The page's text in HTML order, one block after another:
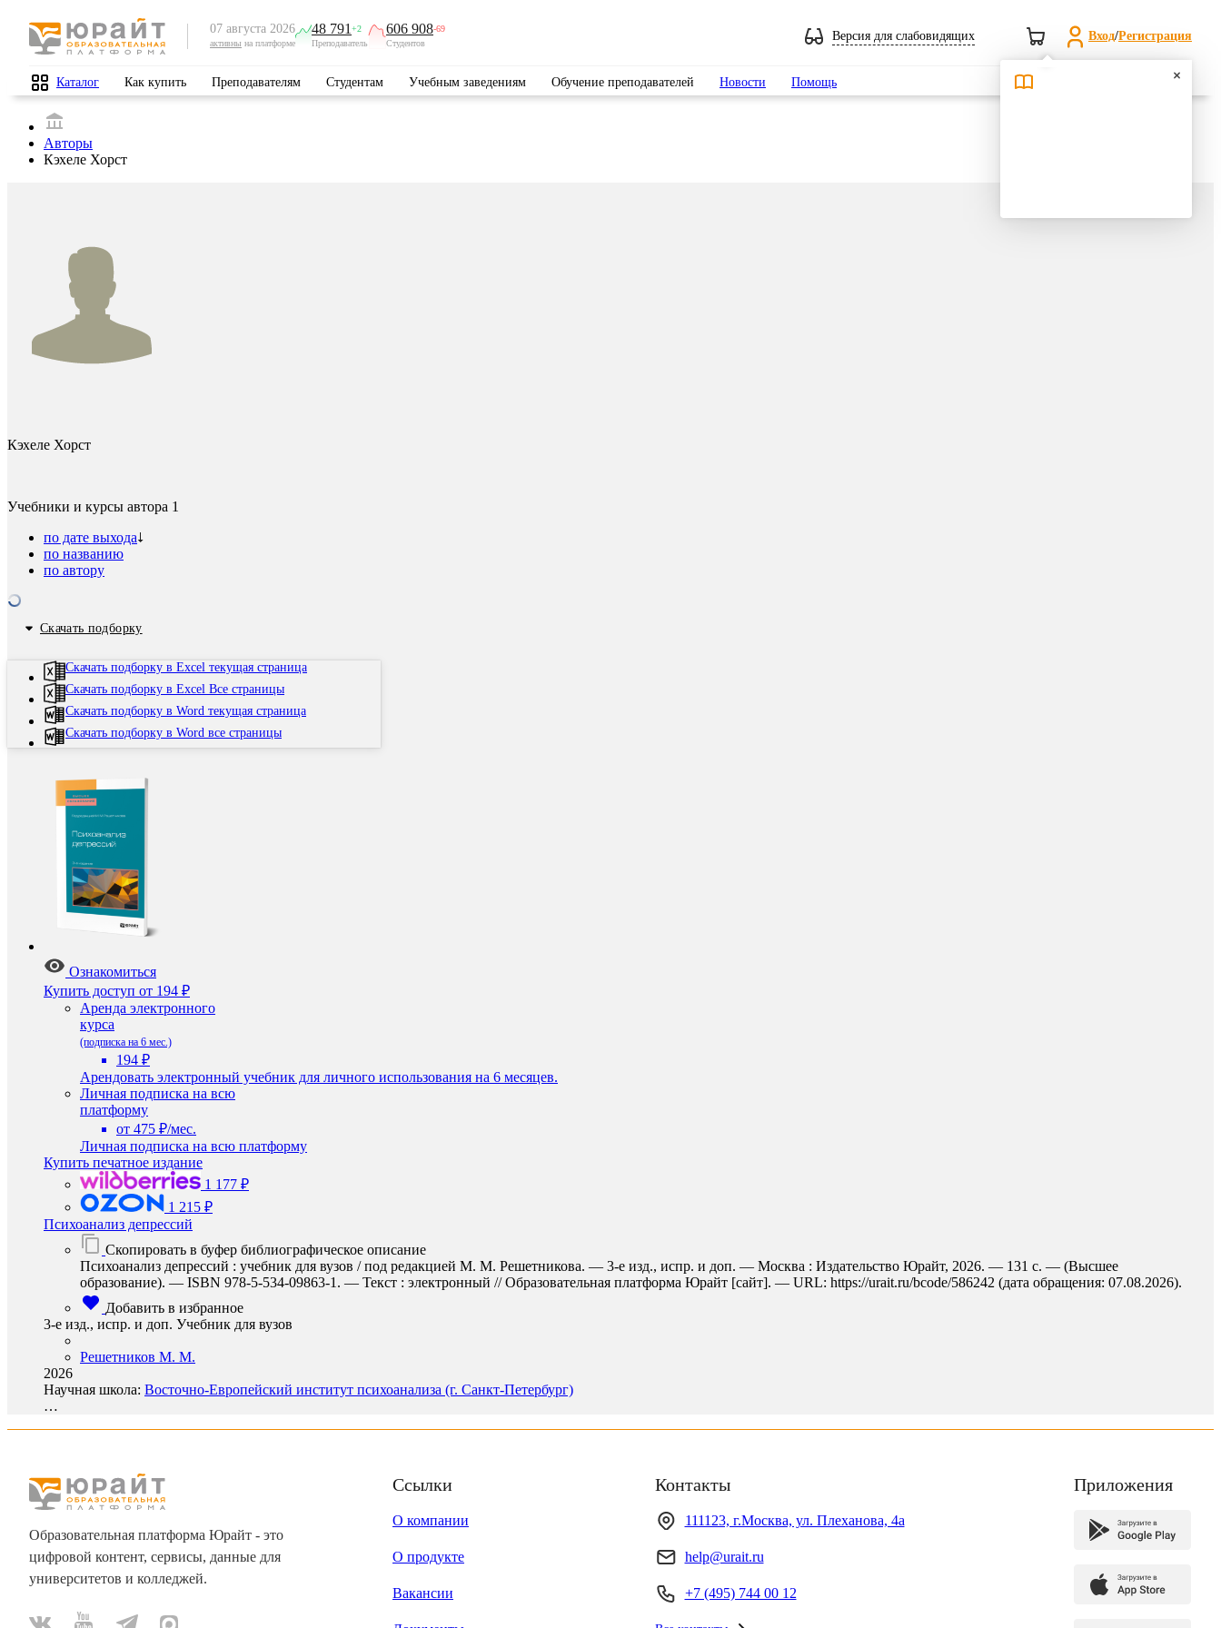
07 августа 2026
активны на платформе
48 791 +2
Преподаватель
606 908-69
Студентов
Версия для слабовидящих Вход/Регистрация
Каталог Как купить Преподавателям Студентам Учебным заведениям Обучение преподавателей Новости Помощь Поиск
Авторы
Кэхеле Хорст
Кэхеле Хорст
Учебники и курсы автора 1
по дате выхода
по названию
по автору
Скачать подборку
Скачать подборку в Excel текущая страница
Скачать подборку в Excel Все страницы
Скачать подборку в Word текущая страница
Скачать подборку в Word все страницы
Ознакомиться
Купить доступ от 194 ₽
Аренда электронного
курса
(подписка на 6 мес.)
194 ₽
Арендовать электронный учебник для личного использования на 6 месяцев.
Личная подписка на всю
платформу
от 475 ₽/мес.
Личная подписка на всю платформу
Купить печатное издание
1 177 ₽
1 215 ₽
Психоанализ депрессий
Скопировать в буфер библиографическое описание
Психоанализ депрессий : учебник для вузов / под редакцией М. М. Решетникова. — 3-е изд., испр. и доп. — Москва : Издательство Юрайт, 2026. — 131 с. — (Высшее
образование). — ISBN 978-5-534-09863-1. — Текст : электронный // Образовательная платформа Юрайт [сайт]. — URL: https://urait.ru/bcode/586242 (дата обращения: 07.08.2026).
Добавить в избранное
3-е изд., испр. и доп. Учебник для вузов
Решетников М. М.
2026
Научная школа: Восточно-Европейский институт психоанализа (г. Санкт-Петербург)
…
Образовательная платформа Юрайт - это
цифровой контент, сервисы, данные для
университетов и колледжей.
Ссылки
О компании
О продукте
Вакансии
Контакты
111123, г.Москва, ул. Плеханова, 4а
help@urait.ru
+7 (495) 744 00 12
Приложения